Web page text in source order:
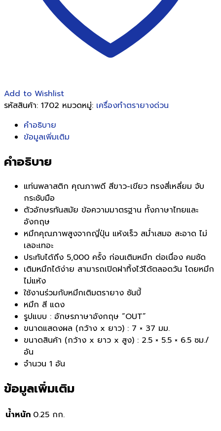
Add to Wishlist
รหัสสินค้า: 1702 หมวดหมู่: เครื่องทำตรายางด่วน
คำอธิบาย
ข้อมูลเพิ่มเติม
คำอธิบาย
แท่นพลาสติก คุณภาพดี สีขาว-เขียว ทรงสี่เหลี่ยม จับ
กระชับมือ
ตัวอักษรทันสมัย ข้อความมาตรฐาน ทั้งภาษาไทยและ
อังกฤษ
หมึกคุณภาพสูงจากญี่ปุ่น แห้งเร็ว สมํ่าเสมอ สะอาด ไม่
เลอะเทอะ
ประทับได้ถึง 5,000 ครั้ง ก่อนเติมหมึก ต่อเนื่อง คมชัด
เติมหมึกได้ง่าย สามารถเปิดฝาทิ้งไว้ได้ตลอดวัน โดยหมึก
ไม่แห้ง
ใช้งานร่วมกับหมึกเติมตรายาง ซันบี้
หมึก สี แดง
รูปแบบ : อักษรภาษาอังกฤษ “OUT”
ขนาดแสดงผล (กว้าง x ยาว) : 7 × 37 มม.
ขนาดสินค้า (กว้าง x ยาว x สูง) : 2.5 × 5.5 × 6.5 ซม./
อัน
จำนวน 1 อัน
ข้อมูลเพิ่มเติม
น้ำหนัก 0.25 กก.